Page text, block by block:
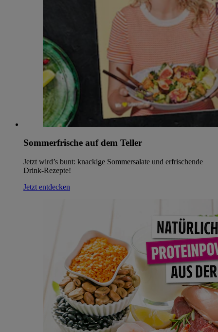
Sommerfrische auf dem Teller
Jetzt wird’s bunt: knackige Sommersalate und erfrischende
Drink-Rezepte!
Jetzt entdecken